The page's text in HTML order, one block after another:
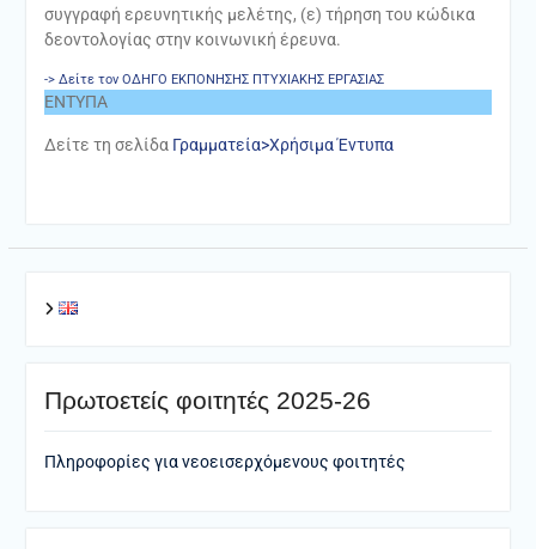
συγγραφή ερευνητικής μελέτης, (ε) τήρηση του κώδικα
δεοντολογίας στην κοινωνική έρευνα.
-> Δείτε τον ΟΔΗΓΟ ΕΚΠΟΝΗΣΗΣ ΠΤΥΧΙΑΚΗΣ ΕΡΓΑΣΙΑΣ
ΕΝΤΥΠΑ
Δείτε τη σελίδα Γραμματεία>Χρήσιμα Έντυπα
Πρωτοετείς φοιτητές 2025-26
Πληροφορίες για νεοεισερχόμενους φοιτητές